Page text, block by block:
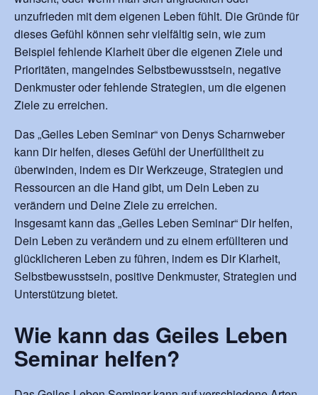
unzufrieden mit dem eigenen Leben fühlt. Die Gründe für
dieses Gefühl können sehr vielfältig sein, wie zum
Beispiel fehlende Klarheit über die eigenen Ziele und
Prioritäten, mangelndes Selbstbewusstsein, negative
Denkmuster oder fehlende Strategien, um die eigenen
Ziele zu erreichen.
Das „Geiles Leben Seminar“ von Denys Scharnweber
kann Dir helfen, dieses Gefühl der Unerfülltheit zu
überwinden, indem es Dir Werkzeuge, Strategien und
Ressourcen an die Hand gibt, um Dein Leben zu
verändern und Deine Ziele zu erreichen.
Insgesamt kann das „Geiles Leben Seminar“ Dir helfen,
Dein Leben zu verändern und zu einem erfüllteren und
glücklicheren Leben zu führen, indem es Dir Klarheit,
Selbstbewusstsein, positive Denkmuster, Strategien und
Unterstützung bietet.
Wie kann das Geiles Leben
Seminar helfen?